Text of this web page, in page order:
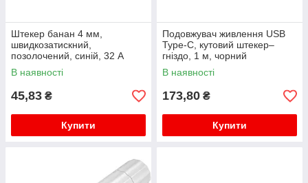
Штекер банан 4 мм,
швидкозатискний,
позолочений, синій, 32 А
В наявності
45,83 ₴
Купити
Подовжувач живлення USB
Type-C, кутовий штекер–
гніздо, 1 м, чорний
В наявності
173,80 ₴
Купити